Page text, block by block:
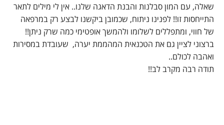
שאלה, עם המון סבלנות והבנת הדאגה שלנו.. אין לי מילים לתאר
התייחסות זו!! לפנינו ניתוח, שכמובן ביקשנו לבצע רק במרפאה
של חווי, ומתפללים לשלומו ולהמשך אופטימי כמה שרק ניתן!!
ברצוני לציין גם את הטכנאית המהממת יערה, שעובדת במסירות
ואהבה לכולם..
תודה רבה מקרב לב!!